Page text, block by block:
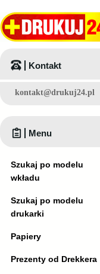
Kontakt
kontakt@drukuj24.pl
Menu
Szukaj po modelu
wkładu
Szukaj po modelu
drukarki
Papiery
Prezenty od Drekkera